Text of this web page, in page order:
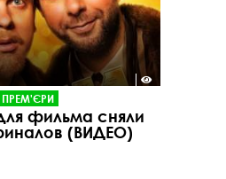
ПРЕМ'ЄРИ
фильма сняли
(ВИДЕО)